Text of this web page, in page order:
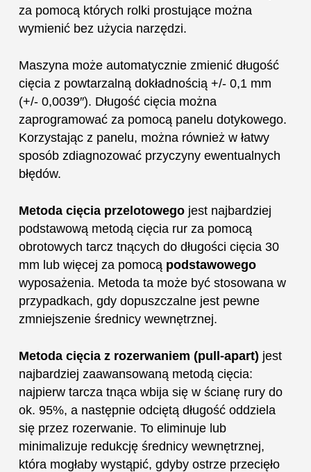
za pomocą których rolki prostujące można
wymienić bez użycia narzędzi.
Maszyna może automatycznie zmienić długość
cięcia z powtarzalną dokładnością +/- 0,1 mm
(+/- 0,0039″). Długość cięcia można
zaprogramować za pomocą panelu dotykowego.
Korzystając z panelu, można również w łatwy
sposób zdiagnozować przyczyny ewentualnych
błędów.
Metoda cięcia przelotowegojest najbardziej
podstawową metodą cięcia rur za pomocą
obrotowych tarcz tnących do długości cięcia 30
mm lub więcej za pomocą podstawowego
wyposażenia. Metoda ta może być stosowana w
przypadkach, gdy dopuszczalne jest pewne
zmniejszenie średnicy wewnętrznej.
Metoda cięcia z rozerwaniem (pull-apart) jest
najbardziej zaawansowaną metodą cięcia:
najpierw tarcza tnąca wbija się w ścianę rury do
ok. 95%, a następnie odciętą długość oddziela
się przez rozerwanie. To eliminuje lub
minimalizuje redukcję średnicy wewnętrznej,
która mogłaby wystąpić, gdyby ostrze przecięło